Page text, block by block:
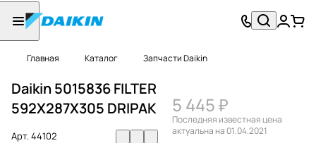
Главная Каталог Запчасти Daikin
Daikin 5015836 FILTER
592X287X305 DRIPAK
Арт.44102
5 445 ₽
Последняя известная цена
актуальна на 01.04.2021